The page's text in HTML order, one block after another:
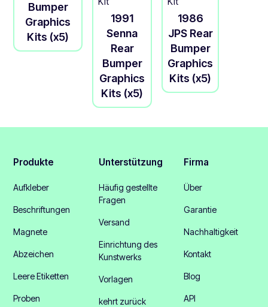
Bumper
Graphics
Kits (x5)
1991
Senna
Rear
Bumper
Graphics
Kits (x5)
1986
JPS Rear
Bumper
Graphics
Kits (x5)
Produkte
Aufkleber
Beschriftungen
Magnete
Abzeichen
Leere Etiketten
Proben
Unterstützung
Häufig gestellte
Fragen
Versand
Einrichtung des
Kunstwerks
Vorlagen
kehrt zurück
Firma
Über
Garantie
Nachhaltigkeit
Kontakt
Blog
API